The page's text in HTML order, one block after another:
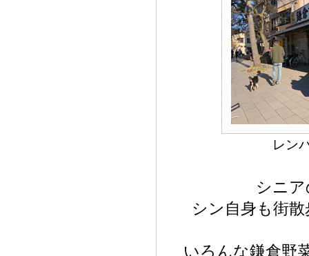
レン
シニ
シン自身も街
いろんな鎌倉野